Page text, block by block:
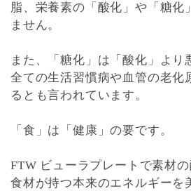
脂、栄養素の「酸化」や「糖化
ません。
また、「糖化」は「酸化」より
全ての生活習慣病や血管の老化
るとも言われています。
「食」は「健康」の要です。
FTW ビューラプレートで素材の
食材が持つ本来のエネルギーを